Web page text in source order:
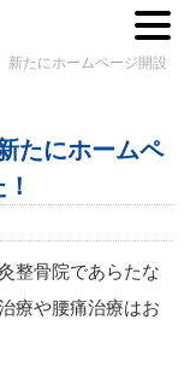
たにホームページ開設
たにホームペ
整骨院であらたな
療や腰痛治療はお